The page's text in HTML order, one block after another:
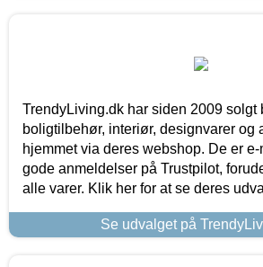
TrendyLiving.dk har siden 2009 solgt
boligtilbehør, interiør, designvarer og
hjemmet via deres webshop. De er
gode anmeldelser på Trustpilot,
alle varer. Klik her for at se deres
Se udvalget på